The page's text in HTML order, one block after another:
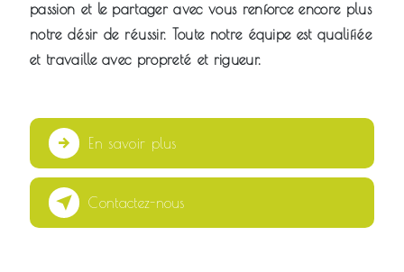
passion et le partager avec vous renforce encore plus
notre désir de réussir. Toute notre équipe est qualifiée
et travaille avec propreté et rigueur.
En savoir plus
Contactez-nous